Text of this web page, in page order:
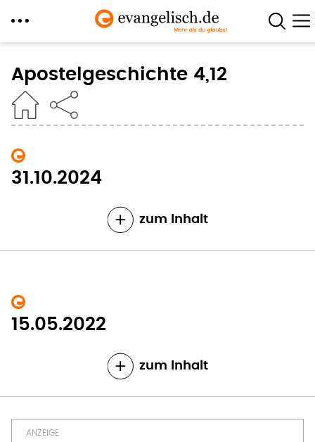
zum
Inhalt
Apostelgeschichte 4,12
31.10.2024
zum Inhalt
15.05.2022
zum Inhalt